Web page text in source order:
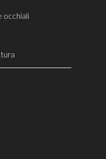
occhiali
miopica